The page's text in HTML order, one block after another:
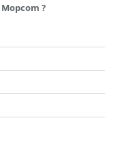
?